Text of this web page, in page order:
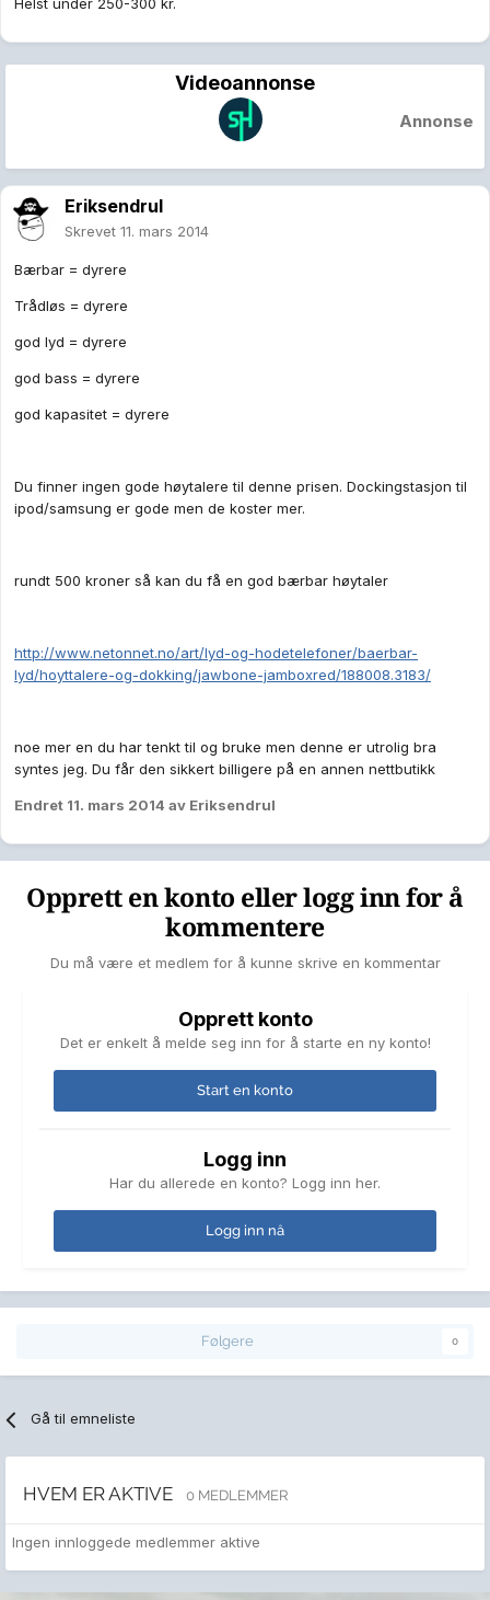
Helst under 250-300 kr.
Videoannonse
Annonse
Eriksendrul
Skrevet 11. mars 2014
Bærbar = dyrere
Trådløs = dyrere
god lyd = dyrere
god bass = dyrere
god kapasitet = dyrere
Du finner ingen gode høytalere til denne prisen. Dockingstasjon til
ipod/samsung er gode men de koster mer.
rundt 500 kroner så kan du få en god bærbar høytaler
http://www.netonnet.no/art/lyd-og-hodetelefoner/baerbar-
lyd/hoyttalere-og-dokking/jawbone-jamboxred/188008.3183/
noe mer en du har tenkt til og bruke men denne er utrolig bra
syntes jeg. Du får den sikkert billigere på en annen nettbutikk
Endret 11. mars 2014 av Eriksendrul
Opprett en konto eller logg inn for å
kommentere
Du må være et medlem for å kunne skrive en kommentar
Opprett konto
Det er enkelt å melde seg inn for å starte en ny konto!
Start en konto
Logg inn
Har du allerede en konto? Logg inn her.
Logg inn nå
Følgere 0
Gå til emneliste
HVEM ER AKTIVE 0 MEDLEMMER
Ingen innloggede medlemmer aktive